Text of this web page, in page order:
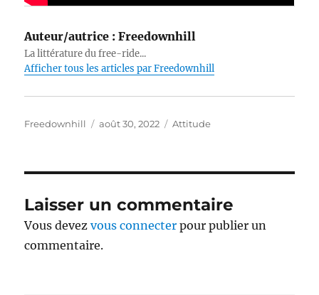
Auteur/autrice : Freedownhill
La littérature du free-ride...
Afficher tous les articles par Freedownhill
Auteur
Freedownhill
Publié
août 30, 2022 Catégories
Attitude
Laisser un commentaire
Vous devezvous connecter pour publier un
commentaire.